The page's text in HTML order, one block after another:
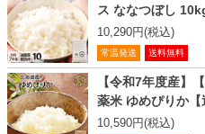
ス ななつぼし
10,290円(税込)
常温発送 送料無料
【令和7年度産】
薬米 ゆめぴりか【
10,590円(税込)